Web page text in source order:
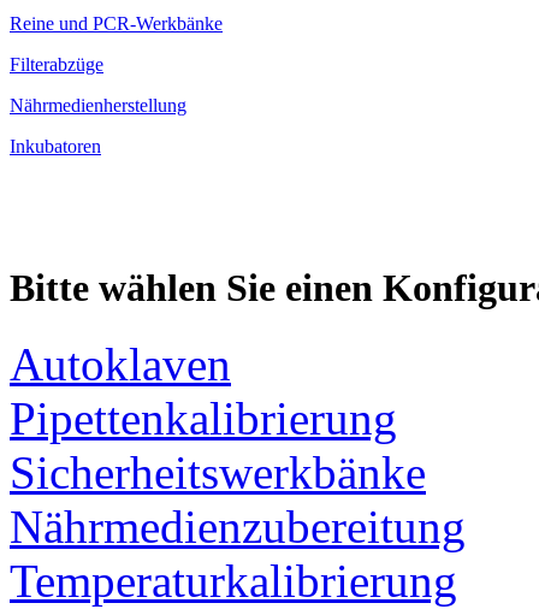
Reine und PCR-Werkbänke
Filterabzüge
Nährmedienherstellung
Inkubatoren
Bitte wählen Sie einen
Autoklaven
Pipettenkalibrierung
Sicherheitswerkbänke
Nährmedienzubereitung
Temperaturkalibrierung